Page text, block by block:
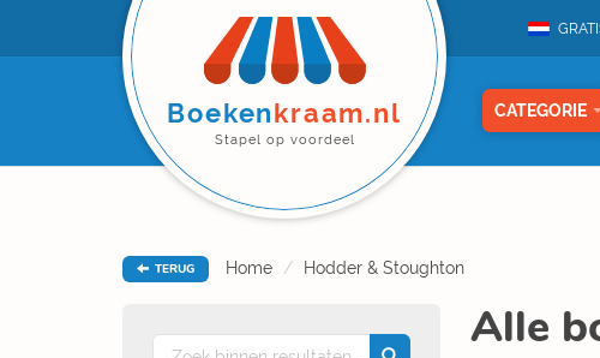
Boekenkraam.nl
Stapel op voordeel
CATEGORIE
TERUG Home Hodder & Stoughton
Alle